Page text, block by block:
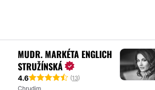
MUDR. MARKÉTA ENGLICH
STRUŽÍNSKÁ
4.6 (13)
Chrudim